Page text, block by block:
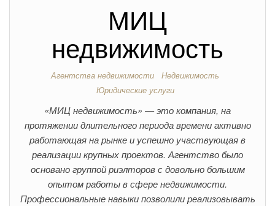
МИЦ
недвижимость
Агентства недвижимости
Недвижимость
Юридические услуги
«МИЦ недвижимость» — это компания, на
протяжении длительного периода времени активно
работающая на рынке и успешно участвующая в
реализации крупных проектов. Агентство было
основано группой риэлторов с довольно большим
опытом работы в сфере недвижимости.
Профессиональные навыки позволили реализовывать